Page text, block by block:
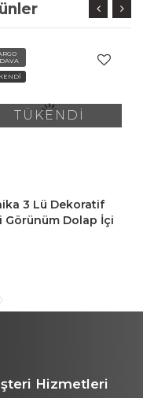
TÜKENDİ
3 Lü Dekoratif
Görünüm Dolap İçi
Hizmetleri